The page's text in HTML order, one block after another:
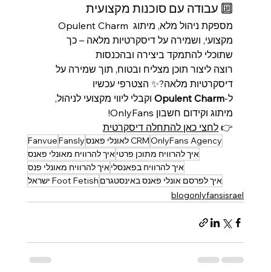
🔟 עבודה עם סוכנות מקצועית
Opulent Charm מספקת ניהול מלא, מיתוג
מקצועי, ושמירה על דיסקרטיות מלאה – כך
שתוכלי להתמקד ביצירה ובהכנסות
רוצה ליצור תוכן מצליח ובטוח, תוך שמירה על
דיסקרטיות מלאה?✨ הצטרפי עכשיו
ל‑Opulent Charm וקבלי ליווי מקצועי לניהול,
מיתוג וקידום חשבון OnlyFans!
👉 לחצי כאן להתחלה דיסקרטית
OnlyFans AgencyCRM לאונלי פאנס Fansly
Fanvue
איך להרוויח מתוכן פרטיאיך להרוויח מאונלי פאנס
איך להרוויח בפאנסליאיך להרוויח מאונלי פנס
איך לפרסם אונלי פאנס באינסטגרם Foot Fetish ישראל
blogonlyfansisrael